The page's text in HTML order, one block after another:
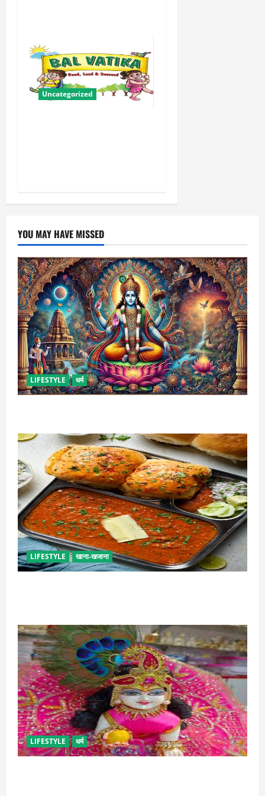
Uncategorized
YOU MAY HAVE MISSED
LIFESTYLE धर्म
LIFESTYLE खाना-खजाना
LIFESTYLE धर्म